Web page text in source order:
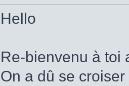
Hello
Re-bienvenu à toi
On a dû se